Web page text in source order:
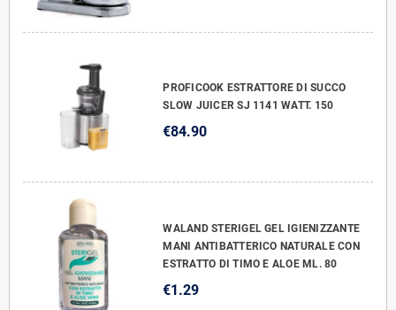
PROFICOOK ESTRATTORE DI SUCCO
SLOW JUICER SJ 1141 WATT. 150
€84.90
WALAND STERIGEL GEL IGIENIZZANTE
MANI ANTIBATTERICO NATURALE CON
ESTRATTO DI TIMO E ALOE ML. 80
€1.29